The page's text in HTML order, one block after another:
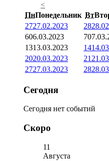
<
ПнПонедельник Вт
2727.02.2023 28
606.03.2023 7
1313.03.2023 14
2020.03.2023 21
2727.03.2023 28
Сегодня
Сегодня нет событий
Скоро
11
Августа